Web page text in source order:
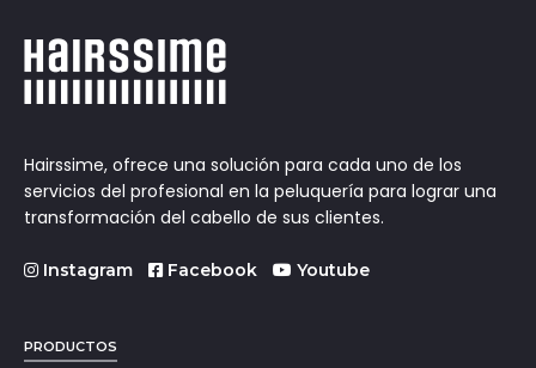
Hairssime, ofrece una solución para cada uno de los
servicios del profesional en la peluquería para lograr una
transformación del cabello de sus clientes.
Instagram Facebook Youtube
PRODUCTOS